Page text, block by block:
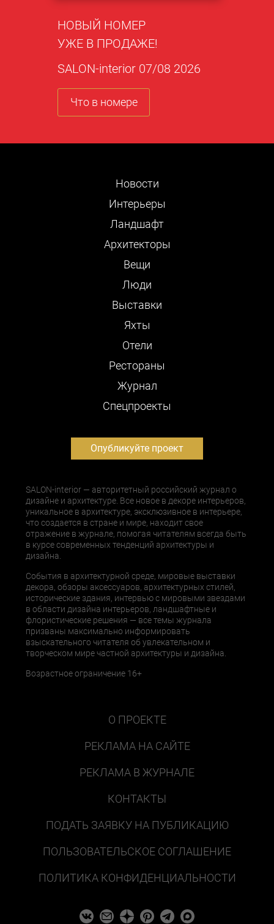
НОВЫЙ НОМЕР
УЖЕ В ПРОДАЖЕ!
SALON-interior 07/08 2026
Что в номере
Новости
Интерьеры
Ландшафт
Архитекторы
Вещи
Люди
Выставки
Яхты
Отели
Рестораны
Журнал
Cпецпроекты
Опубликуйте проект
SALON-interior — авторитетный российский журнал о
дизайне и архитектуре. Все новое в декоре интерьеров,
уникальное в архитектуре, эксклюзивное в интерьере,
что создается в стране и мире, находит свое
отражение в журнале, помогая читателям всегда быть
в курсе современных тенденций архитектуры и
дизайна.
События в архитектурной среде, мировые выставки
декора, обзоры аксессуаров, архитектурных стилей,
исторические здания, интервью с мировыми звездами
в области дизайна интерьеров, ландшафтные и
флористические решения — все темы журнала
призваны максимально информировать
взыскательного читателя об увлекательном и
творческом мире частной архитектуры и дизайна.
Возрастное ограничение 16+
О ПРОЕКТЕ
РЕКЛАМА НА САЙТЕ
РЕКЛАМА В ЖУРНАЛЕ
КОНТАКТЫ
ПОДАТЬ ЗАЯВКУ НА ПУБЛИКАЦИЮ
ПОЛЬЗОВАТЕЛЬСКОЕ СОГЛАШЕНИЕ
ПОЛИТИКА КОНФИДЕНЦИАЛЬНОСТИ